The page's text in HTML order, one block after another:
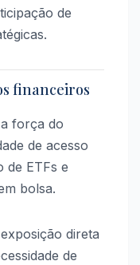
de
financeiros
força do
de acesso
de ETFs e
bolsa.
direta
de